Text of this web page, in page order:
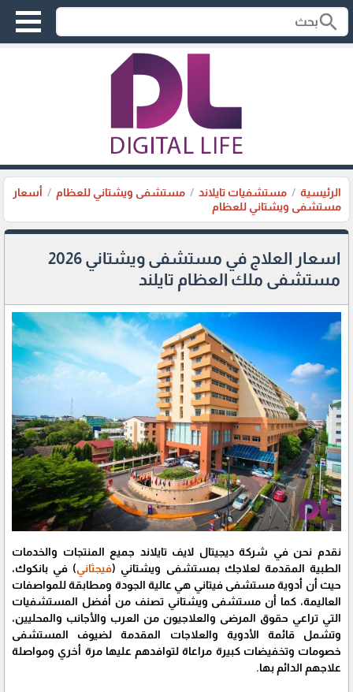
search
الرئيسية مستشفيات تايلاند مستشفى ويشتاني للعظام
أسعار
مستشفى ويشتاني للعظام
اسعار العلاج في مستشفى ويشتاني 2026
مستشفى ملك العظام تايلند
نقدم نحن في شركة ديجيتال لايف تايلاند جميع المنتجات والخدمات
الطبية المقدمة لعلاجك بمستشفى ويشتاني (فيجثاني) في بانكوك،
حيث أن أدوية مستشفى فيتاني هي عالية الجودة ومطابقة للمواصفات
العاليمة، كما أن مستشفى ويشتاني تصنف من أفضل المستشفيات
التي تراعي حقوق المرضى والعلاجيون من العرب والأجانب والمحليين،
وتشمل قائمة الأدوية والعلاجات المقدمة لضيوف المستشفى
خصومات وتخفيضات كبيرة مراعاة لتوافدهم عليها مرة أخري ومواصلة
علاجهم الدائم بها.